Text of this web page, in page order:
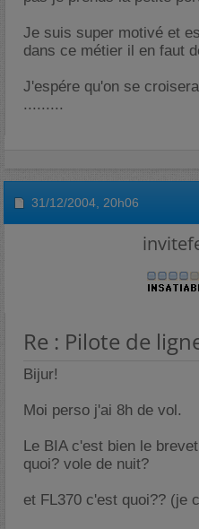
Je suis super motivé et
dans ce métier il en faut
J'espére qu'on se
.........
31/12/2004, 20h06
Re : Pilote de
Bijur!
Moi perso j'ai 8h de vol.
Le BIA c'est bien le
quoi? vole de nuit?
et FL370 c'est quoi?? (je